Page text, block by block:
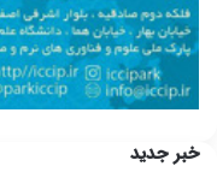
خبر جدید